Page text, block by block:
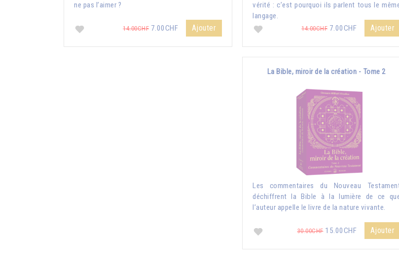
ne pas l’aimer ?
14.00CHF 7.00CHF Ajouter
vérité : c’est pourquoi ils parlent tous le
langage.
14.00CHF 7.00CHF Ajouter
La Bible, miroir de la création - Tome 2
Les commentaires du Nouveau
déchiffrent la Bible à la lumière de ce
l’auteur appelle le livre de la nature vivante.
30.00CHF15.00CHF Ajouter